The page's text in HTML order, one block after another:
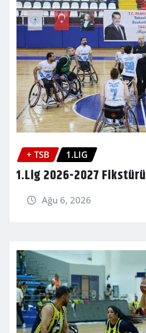
+ TSB 1.LIG
1.Lig 2026-2027 Fikstürü
Ağu 6, 2026